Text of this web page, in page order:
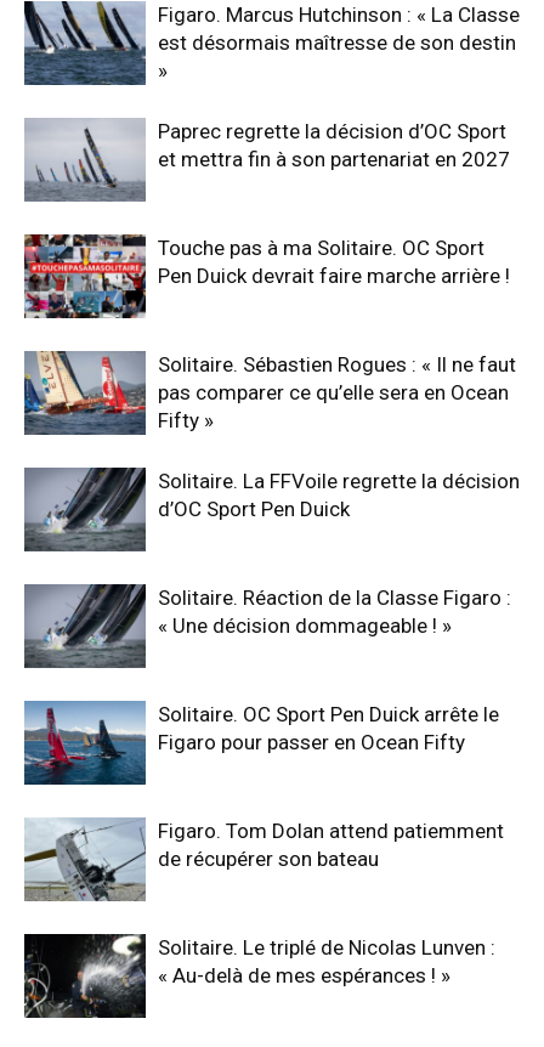
Figaro. Marcus Hutchinson : « La Classe
est désormais maîtresse de son destin
»
Paprec regrette la décision d’OC Sport
et mettra fin à son partenariat en 2027
Touche pas à ma Solitaire. OC Sport
Pen Duick devrait faire marche arrière !
Solitaire. Sébastien Rogues : « Il ne faut
pas comparer ce qu’elle sera en Ocean
Fifty »
Solitaire. La FFVoile regrette la décision
d’OC Sport Pen Duick
Solitaire. Réaction de la Classe Figaro :
« Une décision dommageable ! »
Solitaire. OC Sport Pen Duick arrête le
Figaro pour passer en Ocean Fifty
Figaro. Tom Dolan attend patiemment
de récupérer son bateau
Solitaire. Le triplé de Nicolas Lunven :
« Au-delà de mes espérances ! »